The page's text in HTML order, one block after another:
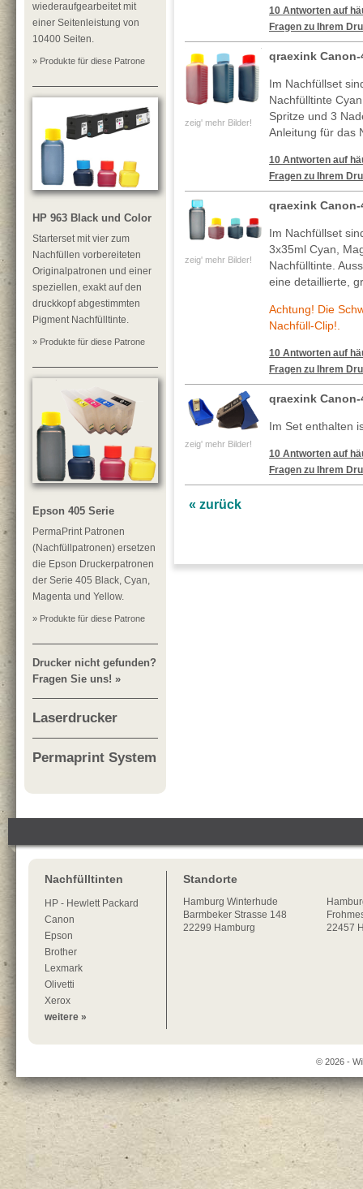
wiederaufgearbeitet mit
einer Seitenleistung von
10400 Seiten.
» Produkte für diese Patrone
HP 963 Black und Color
Starterset mit vier zum
Nachfüllen vorbereiteten
Originalpatronen und einer
speziellen, exakt auf den
druckkopf abgestimmten
Pigment Nachfülltinte.
» Produkte für diese Patrone
Epson 405 Serie
PermaPrint Patronen
(Nachfüllpatronen) ersetzen
die Epson Druckerpatronen
der Serie 405 Black, Cyan,
Magenta und Yellow.
» Produkte für diese Patrone
Drucker nicht gefunden?
Fragen Sie uns! »
Laserdrucker
Permaprint System
10 Antworten auf
Fragen zu Ihrem
zeig' mehr Bilder!
qraexink Canon-
Im Nachfüllset
Nachfülltinte
Spritze und 3
Anleitung für das
10 Antworten auf
Fragen zu Ihrem
zeig' mehr Bilder!
qraexink Canon-
Im Nachfüllset
3x35ml Cyan,
Nachfülltinte.
eine detaillierte,
Achtung! Die
Nachfüll-Clip!.
10 Antworten auf
Fragen zu Ihrem
zeig' mehr Bilder!
qraexink Canon-
Im Set enthalten
10 Antworten auf
Fragen zu Ihrem
« zurück
Nachfülltinten
HP - Hewlett Packard
Canon
Epson
Brother
Lexmark
Olivetti
Xerox
weitere »
Standorte
Hamburg Winterhude
Barmbeker Strasse 148
22299 Hamburg
22457
© 2026 -